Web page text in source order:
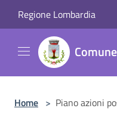
Regione Lombardia
Home > Piano azioni